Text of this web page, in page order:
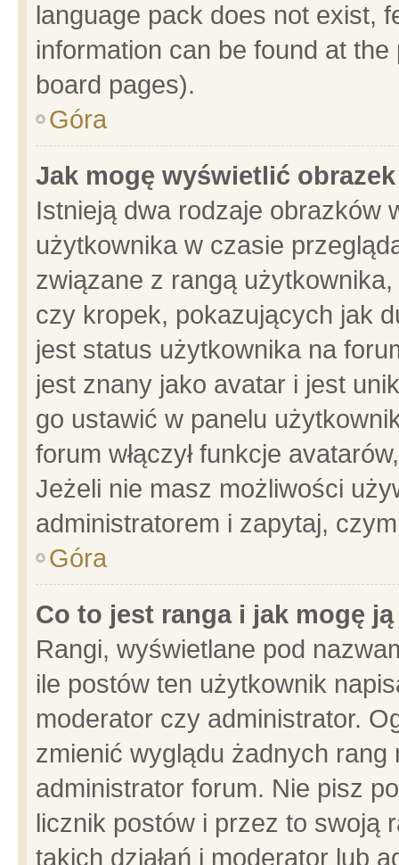
language pack does not exist,
information can be found at
board pages).
Góra
Jak mogę wyświetlić
Istnieją dwa rodzaje obrazków
użytkownika w czasie
związane z rangą
czy kropek, pokazujących jak
jest status użytkownika na
jest znany jako avatar i jest
go ustawić w panelu
forum włączył funkcje
Jeżeli nie masz możliwości
administratorem i zapytaj,
Góra
Co to jest ranga i jak mogę
Rangi, wyświetlane pod
ile postów ten użytkownik
moderator czy administrator.
zmienić wyglądu żadnych
administrator forum. Nie pisz
licznik postów i przez to swoją
takich działań i moderator lub